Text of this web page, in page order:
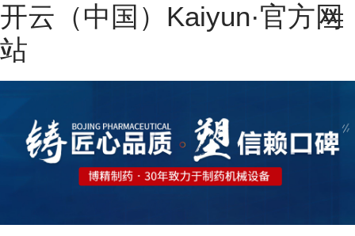
开云（中国）Kaiyun·官方网
站
网站开云（中国）Kaiyun·官方网站
热销产品
新闻资讯
人才招聘